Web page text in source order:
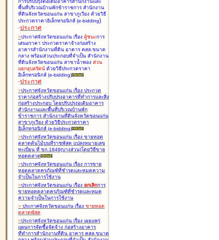
การปรับปรุงต่อเติมอาคารสำนักงานและ
พื้นที่บริเวณบ้านพักข้าราชการ สำนักงาน
ที่ดินจังหวัดขอนแก่น สาขาภูเวียง ด้วยวิธี
ประกวดราคาอิเล็กทรอนิกส์ (e-bidding)
-ประกาศ
>ประกาศจังหวัดขอนแก่น เรื่อง ผู้ชนะการ
เสนอราคา ประกวดราคาจ้างก่อสร้าง
อาคารสำนักงานที่ดิน อาคาร คสล.ขนาด
กลาง พร้อมส่วนประกอบที่จำเป็น สำนักงาน
ที่ดินจังหวัดขอนแก่น สาขาน้ำพอง ส่วน
แยกอุบลรัตน์ ด้วยวิธีประกวดราคา
อิเล็กทรอนิกส์ (e-bidding)
-ประกาศ
>ประกาศจังหวัดขอนแก่น เรื่อง ประกวด
ราคาก่อสร้างปรับปรุงอาคารที่ทำการและสิ่ง
ก่อสร้างประกอบ โดยปรับปรุง่อเติมอาคาร
สำนักงานและพื้นที่บริเวณบ้านพัก
ข้าราชการ สำนักงานที่ดินจังหวัดขอนแก่น
สาขาภูเวียง ด้วยวิธีประกวดราคา
อิเล็กทรอนิกส์ (e-bidding)
>ประกาศจังหวัดขอนแก่น เรื่อง ขายทอด
ตลาดต้นไม้บนที่ราชพัสดุ แปลงหมายเลข
ทะเบียน ที่ ขก.1849(บางส่วน)โดยวิธีขาย
ทอดตลาด
>ประกาศจังหวัดขอนแก่น เรื่อง การขาย
ทอดตลาดครุภัณฑ์ที่ชำรุดและหมดความ
จำเป็นในการใช้งาน
>ประกาศจังหวัดขอนแก่น เรื่อง ยกเลิกการ
ขายทอดตลาดครุภัณฑ์ที่ชำรุดและหมด
ความจำเป็นในการใช้งาน
> ประกาศจังหวัดขอนแก่น เรื่อง ขายทอด
ตลาดพัสดุ
>ประกาศจังหวัดขอนแก่น เรื่อง เผยแพร่
แผนการจัดซื้อจัดจ้าง ก่อสร้างอาคาร
ที่ทำการสำนักงานที่ดิน อาคาร คสล.ขนาด